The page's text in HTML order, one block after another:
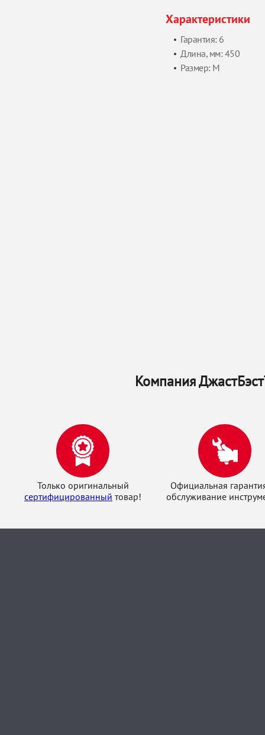
Характеристики
Гарантия: 6
Длина, мм: 450
Размер: М
Компания
Только оригинальный
сертифицированный товар!
Официальная
обслуживание